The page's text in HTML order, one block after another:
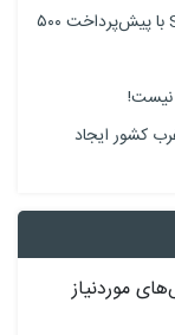
ثبت‌نام جدید سایپا آغاز می‌شود؛ فروش کوئیک S با پیش‌پرداخت ۵۰۰
ایجاد